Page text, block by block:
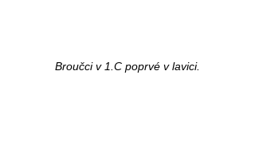
Broučci v 1.C poprvé v lavici.